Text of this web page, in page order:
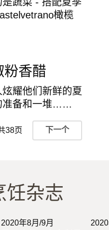
橄榄
粉香醋
耀他们新鲜的夏
准备和一堆……
38页 下一个
饪杂志
2020年8月/9月